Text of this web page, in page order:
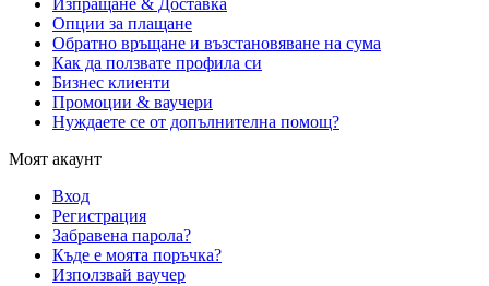
Изпращане & Доставка
Опции за плащане
Обратно връщане и възстановяване на сума
Как да ползвате профила си
Бизнес клиенти
Промоции & ваучери
Нуждаете се от допълнителна помощ?
Моят акаунт
Вход
Регистрация
Забравена парола?
Къде е моята поръчка?
Използвай ваучер